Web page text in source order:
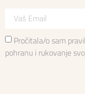
Pročitala/o sam
pohranu i rukovanje